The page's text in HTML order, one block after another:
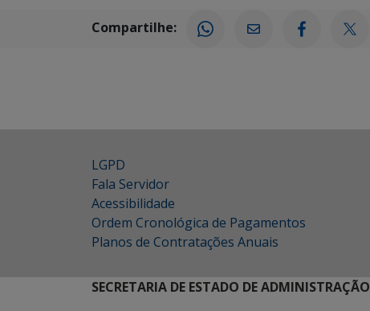
Compartilhe:
LGPD
Fala Servidor
Acessibilidade
Ordem Cronológica de Pagamentos
Planos de Contratações Anuais
SECRETARIA DE ESTADO DE ADMINISTRAÇÃO